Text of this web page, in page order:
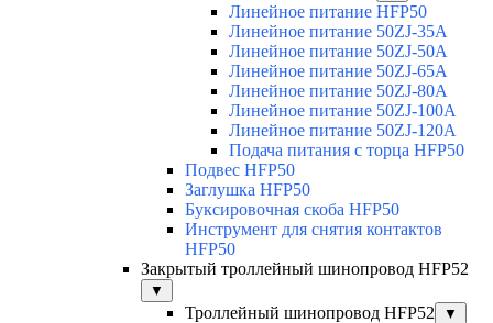
Линейное питание HFP50
Линейное питание 50ZJ-35A
Линейное питание 50ZJ-50A
Линейное питание 50ZJ-65A
Линейное питание 50ZJ-80A
Линейное питание 50ZJ-100A
Линейное питание 50ZJ-120A
Подача питания с торца HFP50
Подвес HFP50
Заглушка HFP50
Буксировочная скоба HFP50
Инструмент для снятия контактов
HFP50
Закрытый троллейный шинопровод HFP52
▼
Троллейный шинопровод HFP52 ▼